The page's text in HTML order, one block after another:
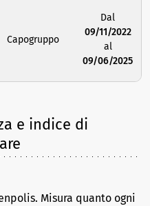
Capogruppo
Dal
09/11/2022
al
09/06/2025
e indice di
Misura quanto ogni